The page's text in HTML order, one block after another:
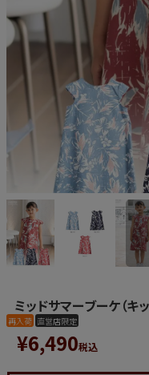
再入荷商品
アウトレット
サイズから探す
レーベルから探す
ミッドサマーブーケ（キ
再入荷 直営店限定
¥6,490税込